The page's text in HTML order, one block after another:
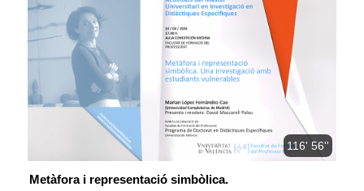
116' 56''
Metàfora i representació simbòlica.